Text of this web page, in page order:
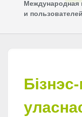
Международная
и